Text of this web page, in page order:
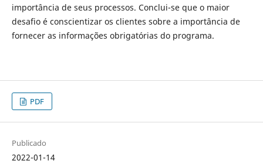
importância de seus processos. Conclui-se que o maior
desafio é conscientizar os clientes sobre a importância de
fornecer as informações obrigatórias do programa.
PDF
Publicado
2022-01-14